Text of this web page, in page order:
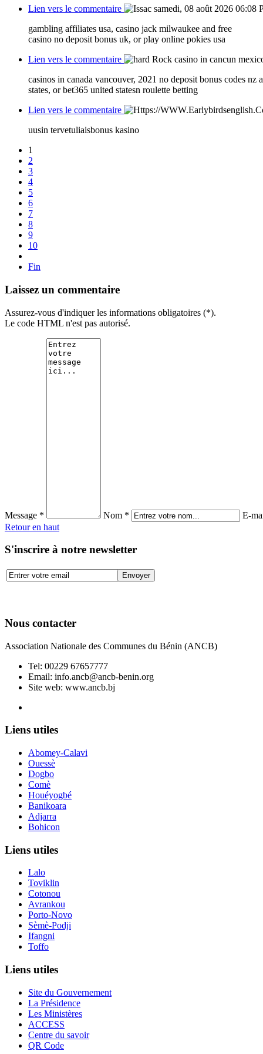
Lien vers le commentaire
samedi, 08 août 2026 06:08
gambling affiliates usa, casino jack milwaukee and free
casino no deposit bonus uk, or play online pokies usa
Lien vers le commentaire
casinos in canada vancouver, 2021 no deposit bonus codes nz
states, or bet365 united statesn roulette betting
Lien vers le commentaire
uusin tervetuliaisbonus kasino
1
2
3
4
5
6
7
8
9
10
Fin
Laissez un commentaire
Assurez-vous d'indiquer les informations obligatoires (*).
Le code HTML n'est pas autorisé.
Message * Nom *
E-
Retour en haut
S'inscrire à notre newsletter
Nous contacter
Association Nationale des Communes du Bénin (ANCB)
Tel: 00229 67657777
Email: info.ancb@ancb-benin.org
Site web: www.ancb.bj
Liens utiles
Abomey-Calavi
Ouessè
Dogbo
Comè
Houéyogbé
Banikoara
Adjarra
Bohicon
Liens utiles
Lalo
Toviklin
Cotonou
Avrankou
Porto-Novo
Sèmè-Podji
Ifangni
Toffo
Liens utiles
Site du Gouvernement
La Présidence
Les Ministères
ACCESS
Centre du savoir
QR Code